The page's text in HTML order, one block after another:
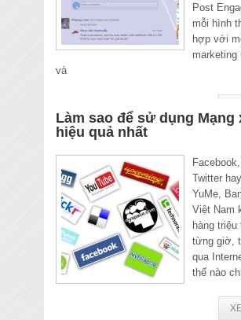
Post
mỗi hình
hợp với
marketing
và
Làm sao để sử dụng Mạng
hiệu quả nhất
Twitter
YuMe,
Việt Nam
hàng
từng giờ,
qua
thế nào